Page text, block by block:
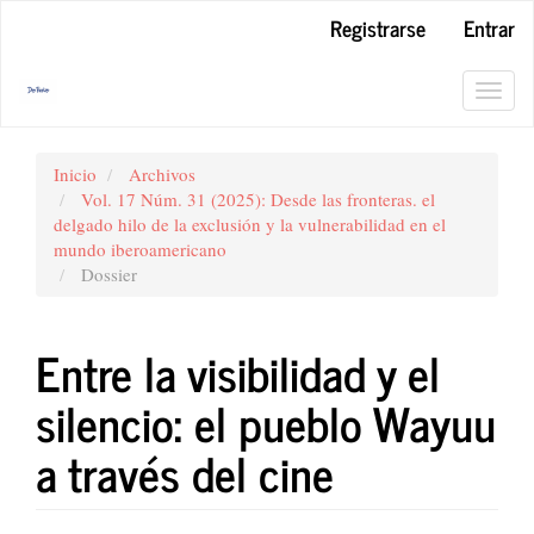
contenido
Navegación
principal
Contenido
principal
Barra
Registrarse
Entrar
Inicio
Archivos
Vol. 17 Núm. 31 (2025): Desde las fronteras. el
delgado hilo de la exclusión y la vulnerabilidad en el
mundo iberoamericano
Dossier
Entre la visibilidad y el
silencio: el pueblo Wayuu
a través del cine